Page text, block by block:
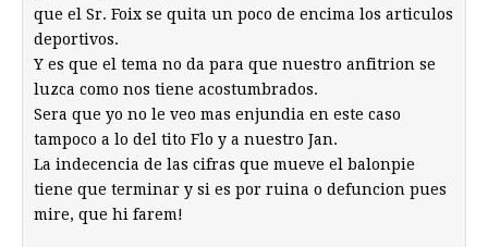
que el Sr. Foix se quita un poco de encima los articulos
deportivos.
Y es que el tema no da para que nuestro anfitrion se
luzca como nos tiene acostumbrados.
Sera que yo no le veo mas enjundia en este caso
tampoco a lo del tito Flo y a nuestro Jan.
La indecencia de las cifras que mueve el balonpie
tiene que terminar y si es por ruina o defuncion pues
mire, que hi farem!